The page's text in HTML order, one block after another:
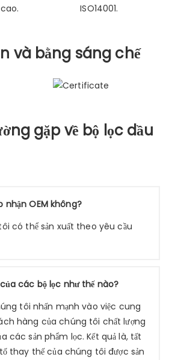
cao.
ISO14001.
và bằng sáng chế
gặp về bộ lọc dầu
nhận OEM không?
có thể sản xuất theo yêu cầu
các bộ lọc như thế nào?
tôi nhấn mạnh vào việc cung
hàng của chúng tôi chất lượng
các sản phẩm lọc. Kết quả là, tất
thay thế của chúng tôi được sản